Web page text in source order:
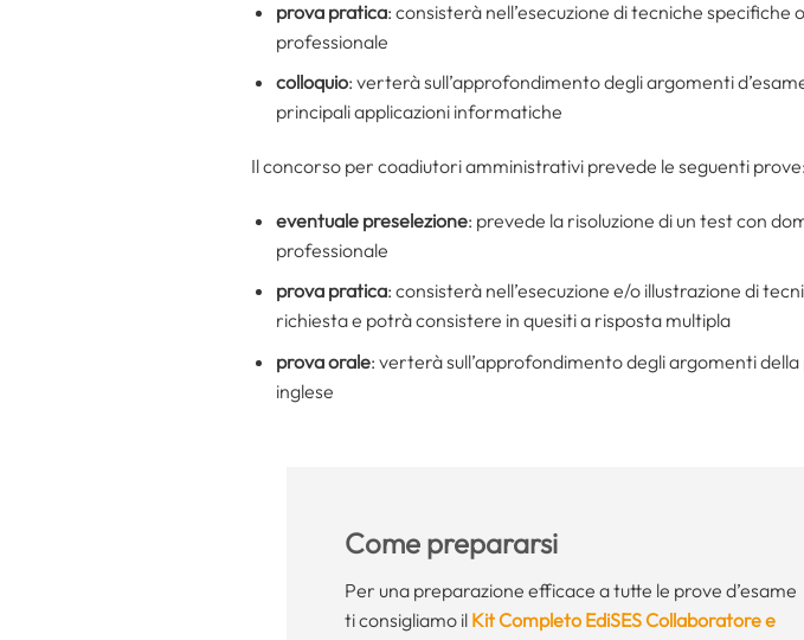
prova pratica: consisterà nell’esecuzione di tecniche specifiche
professionale
colloquio: verterà sull’approfondimento degli argomenti
principali applicazioni informatiche
Il concorso per coadiutori amministrativi prevede le seguenti prove:
eventuale preselezione: prevede la risoluzione di un test con
professionale
prova pratica: consisterà nell’esecuzione e/o illustrazione di
richiesta e potrà consistere in quesiti a risposta multipla
prova orale: verterà sull’approfondimento degli argomenti
inglese
Come prepararsi
Per una preparazione efficace a tutte le prove d’esame
ti consigliamo il Kit Completo EdiSES Collaboratore e